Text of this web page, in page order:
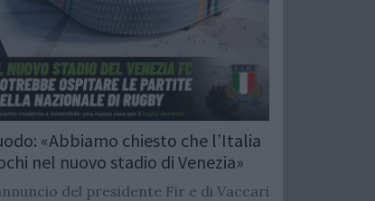
«Abbiamo chiesto che l’Italia
nel nuovo stadio di Venezia»
del presidente Fir e di Vaccari